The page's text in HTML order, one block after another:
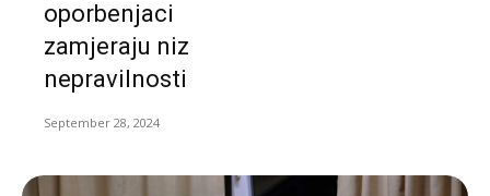
oporbenjaci
zamjeraju niz
nepravilnosti
September 28, 2024